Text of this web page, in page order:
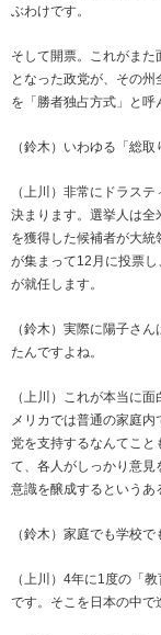
ぶわけです。
そして開票。これがま
となった政党が、その
を「勝者独占方式」と呼
（鈴木）いわゆる「総取
（上川）非常にドラス
決まります。選挙人は
を獲得した候補者が大
が集まって12月に投票
が就任します。
（鈴木）実際に陽子さ
たんですよね。
（上川）これが本当に
メリカでは普通の家庭
党を支持するなんてこと
て、各人がしっかり意
意識を醸成するというあ
（鈴木）家庭でも学校
（上川）4年に1度の「
です。そこを日本の中で